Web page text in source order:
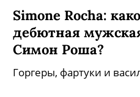
Simone Rocha:
дебютная
Симон Роша?
Горгеры, фартуки и